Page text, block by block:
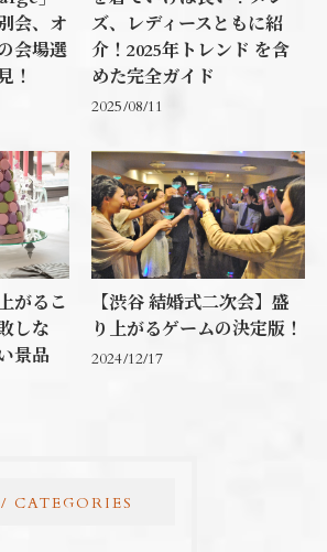
会、オ
会場選
！
ズ、レディースともに紹
介！2025年トレンド を含
めた完全ガイド
2025/08/11
がるこ
しな
景品
【渋谷 結婚式二次会】盛
り上がるゲームの決定版！
2024/12/17
CATEGORIES